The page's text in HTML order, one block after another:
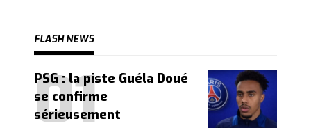
FLASH NEWS
PSG : la piste Guéla Doué
se confirme
sérieusement